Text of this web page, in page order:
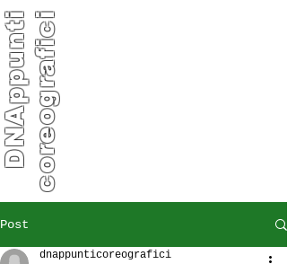
D
N
A
p
p
u
n
t
i
c
o
r
e
o
g
r
a
f
i
ci
Post
dnappunticoreografici